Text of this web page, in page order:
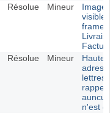
Résolue Mineur
Image
visible
frames
Résolue Mineur
lettres
rappel
n'est